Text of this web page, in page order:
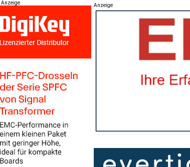
Anzeige Anzeige